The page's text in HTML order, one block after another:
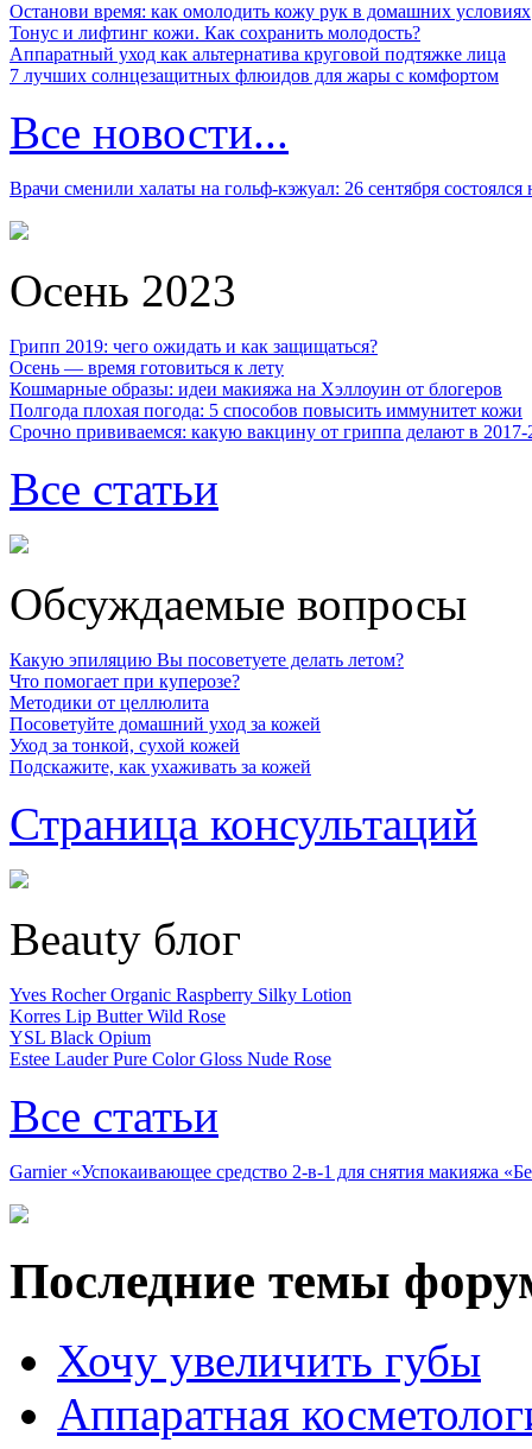
Останови время: как омолодить кожу рук в домашних условиях
Тонус и лифтинг кожи. Как сохранить молодость?
Аппаратный уход как альтернатива круговой подтяжке лица
7 лучших солнцезащитных флюидов для жары с комфортом
Все новости...
Врачи сменили халаты на гольф-кэжуал: 26 сентября
Осень 2023
Грипп 2019: чего ожидать и как защищаться?
Осень — время готовиться к лету
Кошмарные образы: идеи макияжа на Хэллоуин от блогеров
Полгода плохая погода: 5 способов повысить иммунитет кожи
Срочно прививаемся: какую вакцину от гриппа делают в 2017-
Все статьи
Обсуждаемые вопросы
Какую эпиляцию Вы посоветуете делать летом?
Что помогает при куперозе?
Методики от целлюлита
Посоветуйте домашний уход за кожей
Уход за тонкой, сухой кожей
Подскажите, как ухаживать за кожей
Страница консультаций
Beauty блог
Yves Rocher Organic Raspberry Silky Lotion
Korres Lip Butter Wild Rose
YSL Black Opium
Estee Lauder Pure Color Gloss Nude Rose
Все статьи
Garnier «Успокаивающее средство 2-в-1 для снятия макияжа
Последние темы
Хочу увеличить губы
Аппаратная